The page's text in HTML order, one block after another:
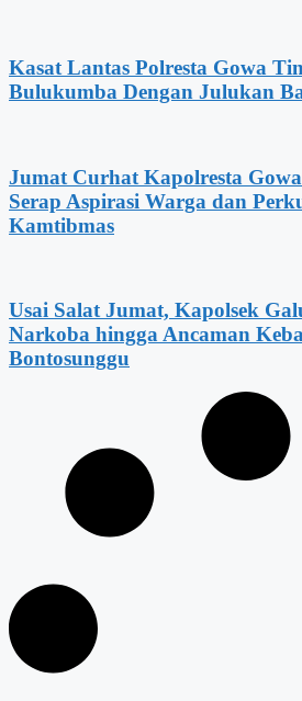
Kasat Lantas Polresta Gowa
Bulukumba Dengan Julukan
Jumat Curhat Kapolresta
Serap Aspirasi Warga dan
Kamtibmas
Usai Salat Jumat, Kapolsek
Narkoba hingga Ancaman
Bontosunggu